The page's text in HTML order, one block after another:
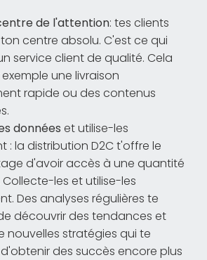
de l'attention: tes clients
centre absolu. C'est ce qui
service client de qualité. Cela
une livraison
rapide ou des contenus
données et utilise-les
: la distribution D2C t'offre le
d'avoir accès à une quantité
les et utilise-les
Des analyses régulières te
découvrir des tendances et
nouvelles stratégies qui te
des succès encore plus